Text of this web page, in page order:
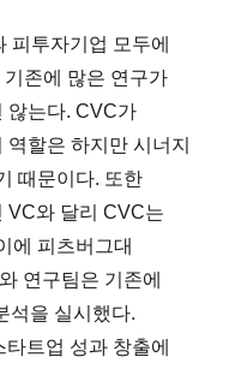
피투자기업 모두에
존에 많은 연구가
않는다. CVC가
할은 하지만 시너지
때문이다. 또한
VC와 달리 CVC는
에 피츠버그대
연구팀은 기존에
석을 실시했다.
트업 성과 창출에